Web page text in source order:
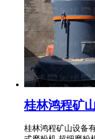
桂林鸿程矿
桂林鸿程矿山设备